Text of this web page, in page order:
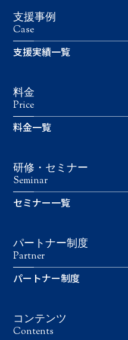
支援事例
Case
支援実績一覧
料金
Price
料金一覧
研修・セミナー
Seminar
セミナー一覧
パートナー制度
Partner
パートナー制度
コンテンツ
Contents